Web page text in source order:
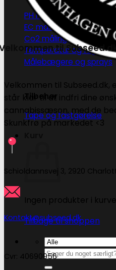
PH måling
EC måling
Co2 måling og kontrol
Temperatur og
Målebægere og sprays
Tilbehør
Tape og fastgørelse
Ingen produkter i
Tilbage til shoppen
Søg
efter:
til Subseed.dk
Velkommen til Subseed.dk,
står klar til at indfri dine
cannabissæson, med de
Skunkfrø på markedet <3
Schioldannsvej 3, 2920
Kontakt@subseed.dk
Cvr: 40690956